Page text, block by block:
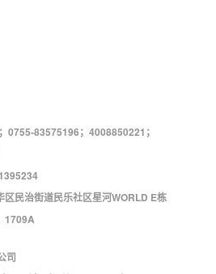
0755-83575196；4008850221；
区民治街道民乐社区星河WORLD E栋
1709A
司